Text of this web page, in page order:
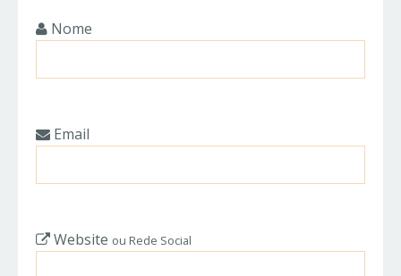
Nome
Email
Website ou Rede Social